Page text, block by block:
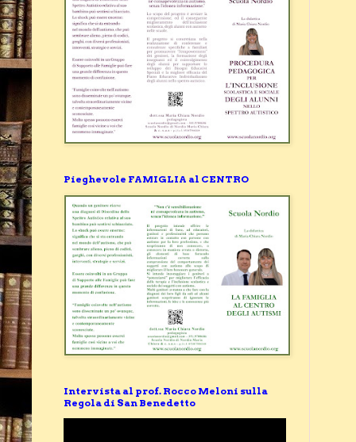
Pieghevole FAMIGLIA al CENTRO
Intervista al prof. Rocco Meloni sulla
Regola di San Benedetto